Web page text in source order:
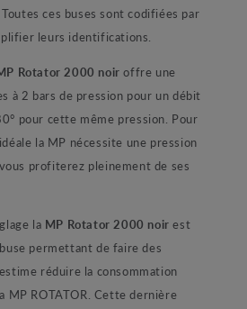
ces buses sont codifiées par
leurs identifications.
Rotator 2000 noir offre une
à 2 bars de pression pour un débit
pour cette même pression. Pour
la MP nécessite une pression
profiterez pleinement de ses
la MP Rotator 2000 noirest
permettant de faire des
réduire la consommation
MP ROTATOR. Cette dernière